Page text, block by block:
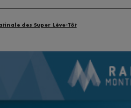
des Super Lève-Tôt